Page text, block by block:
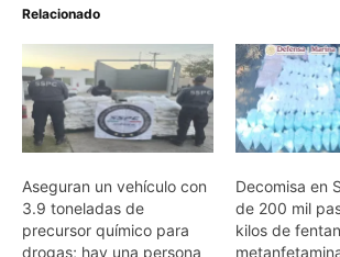
Relacionado
Aseguran un vehículo con
3.9 toneladas de
precursor químico para
drogas; hay una persona
Decomisa en
de 200 mil
kilos de